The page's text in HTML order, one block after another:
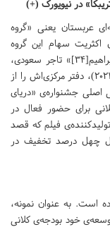
در نیویورک (+)
عربستان یعنی «گروه
اکثریت سهام این گروه
رسانه‌ای را از مالک پیشینش «ولید بن‌ابراهیم آل‌ابراهیم[۳۴]» تاجر سعودی،
خریداری کرد و این کمپانی، ماه اکتبر سال گذشته (۲۰۲۱)، دفتر مرکزی‌اش را از
ام‌بی‌سی حامی اصلی جشنواره‌ی «دریای
برای حضور فعال در
فیلم که قصد
چهل درصد تخفیف در
است. به عنوان نمونه،
«هایدِوِی[۳۶]» که سال ۲۰۱۷ برای توسعه‌ی خود بودجه‌ی کلانی